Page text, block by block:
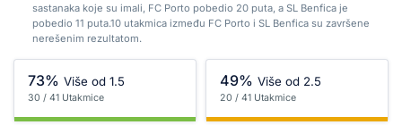
sastanaka koje su imali, FC Porto pobedio 20 puta, a SL Benfica je
pobedio 11 puta.10 utakmica između FC Porto i SL Benfica su završene
nerešenim rezultatom.
73% Više od 1.5
30 / 41 Utakmice
49% Više od 2.5
20 / 41 Utakmice